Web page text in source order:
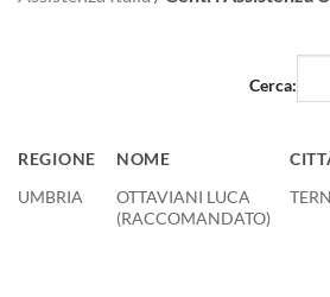
Cerca:
REGIONE NOME
UMBRIA
OTTAVIANI LUCA
(RACCOMANDATO)